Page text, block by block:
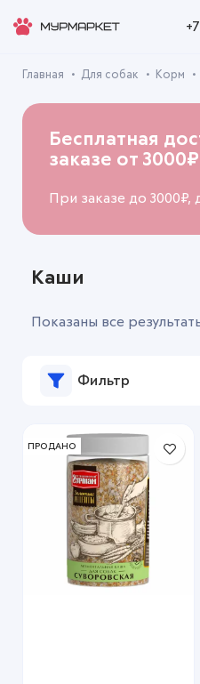
Главная Для собак Корм
Бесплатная
заказе от 3000₽
При заказе до 3000₽,
Каши
Показаны все
Фильтр
ПРОДАНО